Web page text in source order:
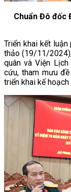
Chuẩn Đô đốc
Triển khai kết
thảo (19/11/
quân và Viện
cứu, tham mưu
triển khai kế